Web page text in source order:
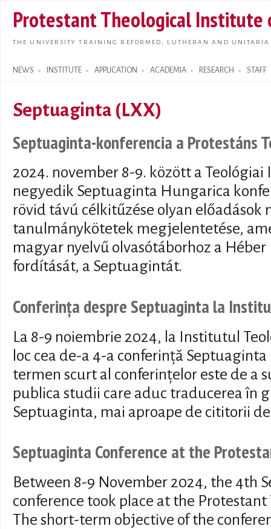
main
Protestant Theological Institute
THE UNIVERSITY TRAINING REFORMED, LUTHERAN AND
NEWS INSTITUTE APPLICATION ACADEMIA RESEARCH STAFF
Search form
Septuaginta (LXX)
Septuaginta-konferencia a Protestáns
2024. november 8-9. között a
negyedik Septuaginta Hungarica
rövid távú célkitűzése olyan előadások
tanulmánykötetek megjelentetése,
magyar nyelvű olvasótáborhoz a
fordítását, a Septuagintát.
Conferința despre Septuaginta la
La 8-9 noiembrie 2024, la Institutul
loc cea de-a 4-a conferință
termen scurt al conferințelor este de a
publica studii care aduc traducerea în
Septuaginta, mai aproape de cititorii
Septuaginta Conference at the
Between 8-9 November 2024, the 4th
conference took place at the
The short-term objective of the